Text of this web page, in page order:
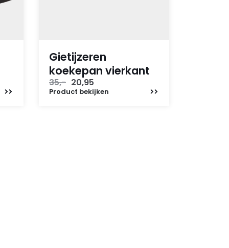
Gietijzeren
koekepan vierkant
35,- Oorspronkelijke
prijs
20,95
prijs
Product bekijken